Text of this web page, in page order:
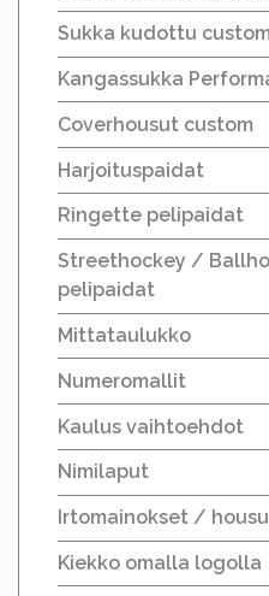
Sukka kudottu
Kangassukka
Coverhousut custom
Harjoituspaidat
Ringette pelipaidat
Streethockey /
pelipaidat
Mittataulukko
Numeromallit
Kaulus vaihtoehdot
Nimilaput
Irtomainokset /
Kiekko omalla logolla